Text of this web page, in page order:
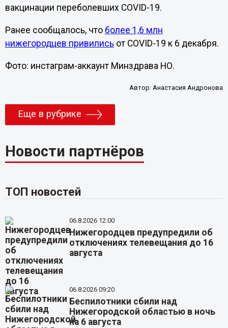
вакцинации переболевших COVID-19.
Ранее сообщалось, что более 1,6 млн
нижегородцев привилисьот COVID-19 к 6 декабря.
Фото: инстаграм-аккаунт Минздрава НО.
Автор:Анастасия Андронова
Еще в рубрике
Новости партнёров
ТОП новостей
06.8.2026 12:00
Нижегородцев предупредили об
отключениях телевещания до 16
августа
06.8.2026 09:20
Беспилотники сбили над
Нижегородской областью в ночь
на 6 августа